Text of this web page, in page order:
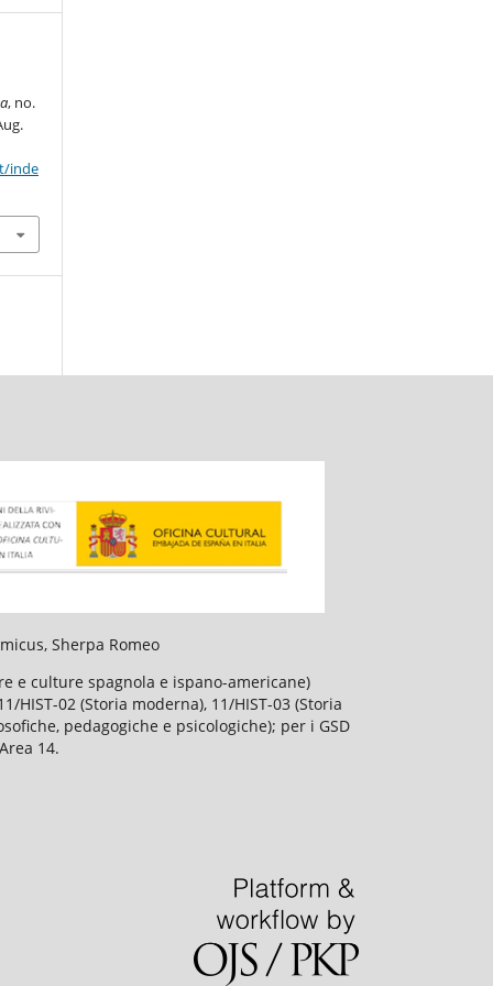
, no.
inde
Sherpa Romeo
e culture spagnola e ispano-americane)
HIST-02 (Storia moderna), 11/HIST-03 (Storia
pedagogiche e psicologiche); per i GSD
14.